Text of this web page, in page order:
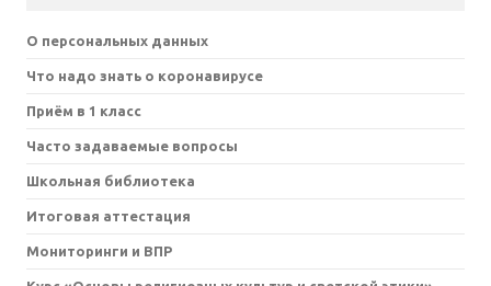
О персональных данных
Что надо знать о коронавирусе
Приём в 1 класс
Часто задаваемые вопросы
Школьная библиотека
Итоговая аттестация
Мониторинги и ВПР